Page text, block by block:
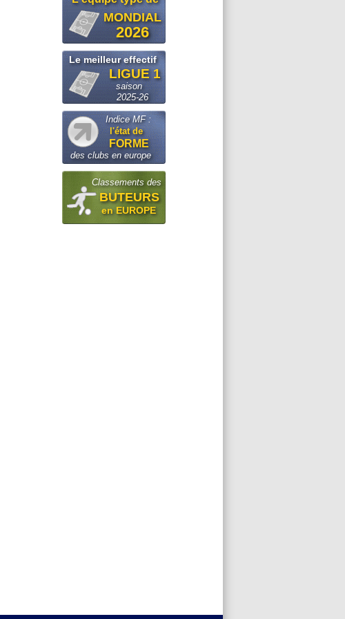
MONDIAL
2026
Le meilleur effectif
LIGUE 1
saison
2025-26
Indice MF :
l'état de
FORME
des clubs en europe
Classements des
BUTEURS
en EUROPE